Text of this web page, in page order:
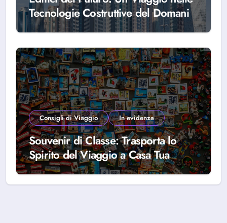
Tecnologie Costruttive del Domani
Consigli di Viaggio In evidenza
Souvenir di Classe: Trasporta lo
Spirito del Viaggio a Casa Tua